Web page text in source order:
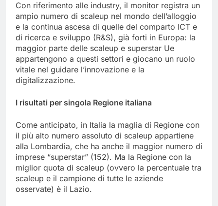
Con riferimento alle industry, il monitor registra un
ampio numero di scaleup nel mondo dell’alloggio
e la continua ascesa di quelle del comparto ICT e
di ricerca e sviluppo (R&S), già forti in Europa: la
maggior parte delle scaleup e superstar Ue
appartengono a questi settori e giocano un ruolo
vitale nel guidare l’innovazione e la
digitalizzazione.
I risultati per singola Regione italiana
Come anticipato, in Italia la maglia di Regione con
il più alto numero assoluto di scaleup appartiene
alla Lombardia, che ha anche il maggior numero di
imprese “superstar” (152). Ma la Regione con la
miglior quota di scaleup (ovvero la percentuale tra
scaleup e il campione di tutte le aziende
osservate) è il Lazio.